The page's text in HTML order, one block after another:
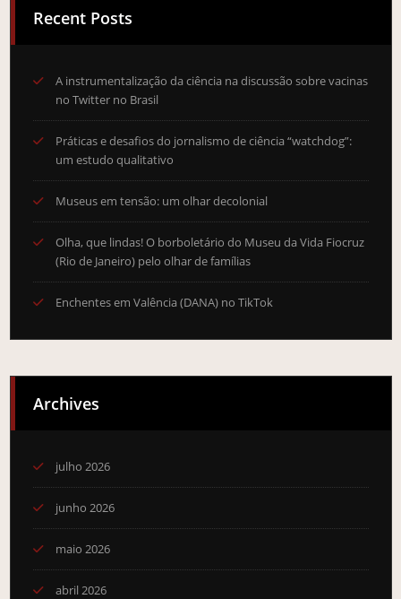
Recent Posts
A instrumentalização da ciência na discussão sobre vacinas
no Twitter no Brasil
Práticas e desafios do jornalismo de ciência “watchdog”:
um estudo qualitativo
Museus em tensão: um olhar decolonial
Olha, que lindas! O borboletário do Museu da Vida Fiocruz
(Rio de Janeiro) pelo olhar de famílias
Enchentes em Valência (DANA) no TikTok
Archives
julho 2026
junho 2026
maio 2026
abril 2026